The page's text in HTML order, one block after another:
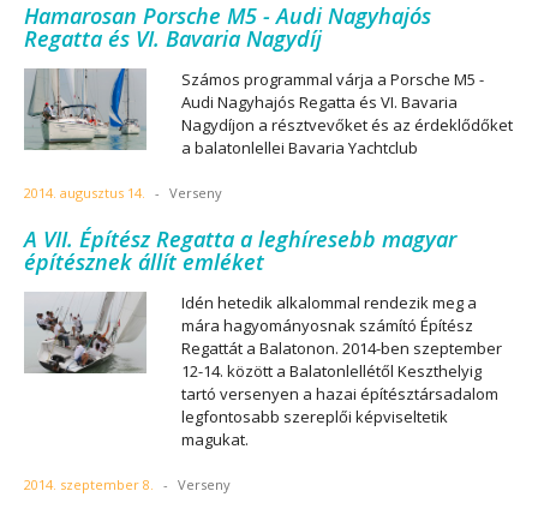
Hamarosan Porsche M5 - Audi Nagyhajós
Regatta és VI. Bavaria Nagydíj
Számos programmal várja a Porsche M5 -
Audi Nagyhajós Regatta és VI. Bavaria
Nagydíjon a résztvevőket és az érdeklődőket
a balatonlellei Bavaria Yachtclub
2014. augusztus 14. - Verseny
A VII. Építész Regatta a leghíresebb magyar
építésznek állít emléket
Idén hetedik alkalommal rendezik meg a
mára hagyományosnak számító Építész
Regattát a Balatonon. 2014-ben szeptember
12-14. között a Balatonlellétől Keszthelyig
tartó versenyen a hazai építésztársadalom
legfontosabb szereplői képviseltetik
magukat.
2014. szeptember 8. - Verseny